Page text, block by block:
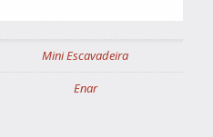
Mini Escavadeira
Enar